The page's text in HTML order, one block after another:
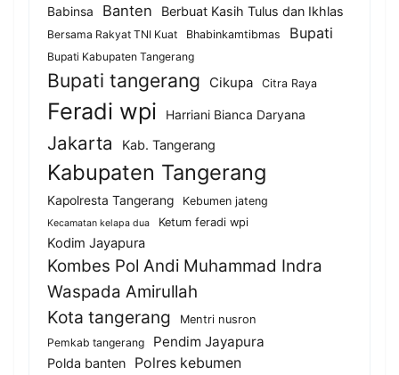
Babinsa Banten Berbuat Kasih Tulus dan Ikhlas
Bersama Rakyat TNI Kuat Bhabinkamtibmas Bupati
Bupati Kabupaten Tangerang
Bupati tangerang Cikupa Citra Raya
Feradi wpi Harriani Bianca Daryana
Jakarta Kab. Tangerang
Kabupaten Tangerang
Kapolresta Tangerang Kebumen jateng
Kecamatan kelapa dua Ketum feradi wpi
Kodim Jayapura
Kombes Pol Andi Muhammad Indra
Waspada Amirullah
Kota tangerang
Mentri nusron
Pemkab tangerang
Pendim Jayapura
Polda banten Polres kebumen